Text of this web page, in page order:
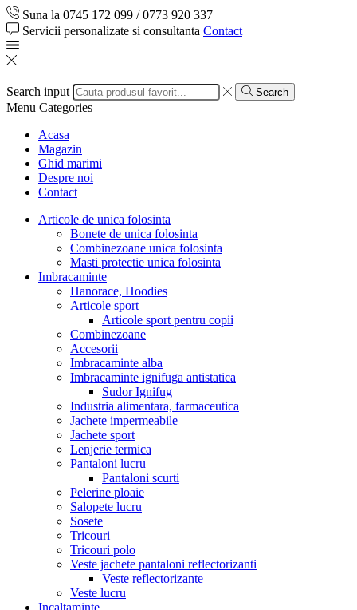
Suna la 0745 172 099 / 0773 920 337
Servicii personalizate si consultanta Contact
Search input Search
Menu Categories
Acasa
Magazin
Ghid marimi
Despre noi
Contact
Articole de unica folosinta
Bonete de unica folosinta
Combinezoane unica folosinta
Masti protectie unica folosinta
Imbracaminte
Hanorace, Hoodies
Articole sport
Articole sport pentru copii
Combinezoane
Accesorii
Imbracaminte alba
Imbracaminte ignifuga antistatica
Sudor Ignifug
Industria alimentara, farmaceutica
Jachete impermeabile
Jachete sport
Lenjerie termica
Pantaloni lucru
Pantaloni scurti
Pelerine ploaie
Salopete lucru
Sosete
Tricouri
Tricouri polo
Veste jachete pantaloni reflectorizanti
Veste reflectorizante
Veste lucru